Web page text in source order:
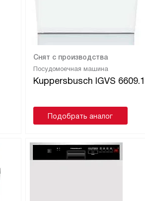
Посудомоечная машина
Kuppersbusch IGVS 6609.1
Снят с производства
Подобрать аналог